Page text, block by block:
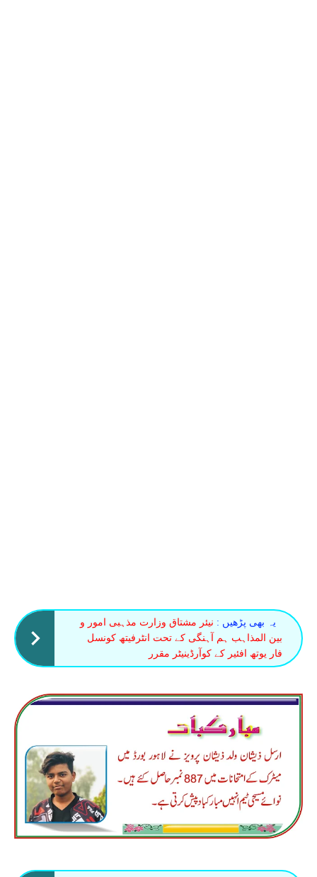
یہ بھی پڑھیں : نیئر مشتاق وزارت مذہبی امور و
بین المذاہب ہم آہنگی کے تحت انٹرفیتھ کونسل
فار یوتھ افئیر کے کوآرڈینیٹر مقرر